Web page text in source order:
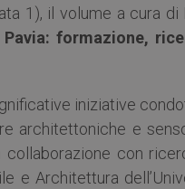
1), il volume a cura
Pavia: formazione,
iniziative
architettoniche e
con
e Architettura